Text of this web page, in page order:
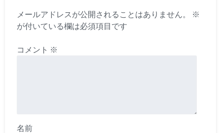
メールアドレスが公開されることはありません。
※
が付いている欄は必須項目です
コメント ※
名前